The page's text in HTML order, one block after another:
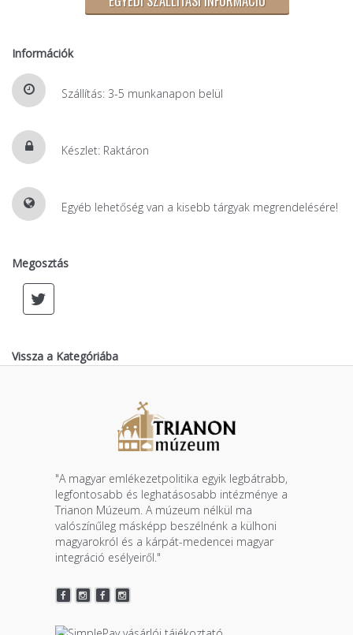
Információk
Szállítás: 3-5 munkanapon belül
Készlet: Raktáron
Egyéb lehetőség van a kisebb tárgyak megrendelésére!
Megosztás
Vissza a Kategóriába
"A magyar emlékezetpolitika egyik legbátrabb,
legfontosabb és leghatásosabb intézménye a
Trianon Múzeum. A múzeum nélkül ma
valószínűleg másképp beszélnénk a külhoni
magyarokról és a kárpát-medencei magyar
integráció esélyeiről."